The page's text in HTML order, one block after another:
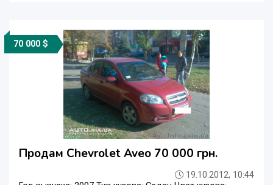
70 000 $
Продам Chevrolet Aveo 70 000 грн.
19.10.2012, 10:44